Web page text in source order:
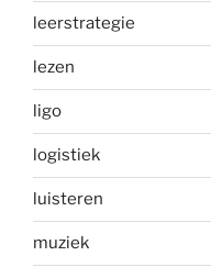
leerstrategie
lezen
ligo
logistiek
luisteren
muziek